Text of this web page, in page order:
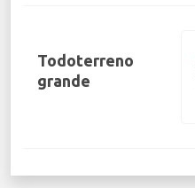
Todoterreno
grande